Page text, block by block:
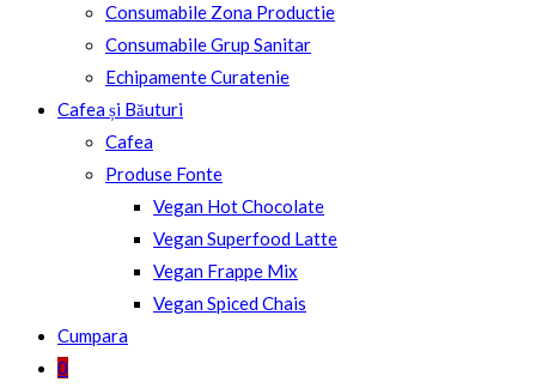
Consumabile Zona Productie
Consumabile Grup Sanitar
Echipamente Curatenie
Cafea și Băuturi
Cafea
Produse Fonte
Vegan Hot Chocolate
Vegan Superfood Latte
Vegan Frappe Mix
Vegan Spiced Chais
Cumpara
0